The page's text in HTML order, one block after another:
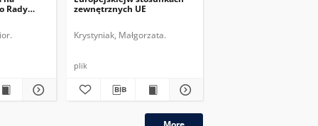
Rady
zewnętrznych UE
Krystyniak, Małgorzata.
plik